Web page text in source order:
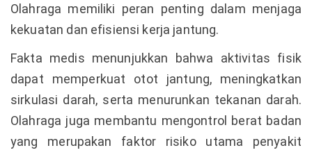
Olahraga memiliki peran penting dalam menjaga
kekuatan dan efisiensi kerja jantung.
Fakta medis menunjukkan bahwa aktivitas fisik
dapat memperkuat otot jantung, meningkatkan
sirkulasi darah, serta menurunkan tekanan darah.
Olahraga juga membantu mengontrol berat badan
yang merupakan faktor risiko utama penyakit